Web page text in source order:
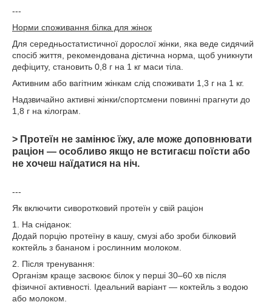
---
Норми споживання білка для жінок
Для середньостатистичної дорослої жінки, яка веде сидячий
спосіб життя, рекомендована дієтична норма, щоб уникнути
дефіциту, становить 0,8 г на 1 кг маси тіла.
Активним або вагітним жінкам слід споживати 1,3 г на 1 кг.
Надзвичайно активні жінки/спортсмени повинні прагнути до
1,8 г на кілограм.
> Протеїн не замінює їжу, але може доповнювати
раціон — особливо якщо не встигаєш поїсти або
не хочеш наїдатися на ніч.
---
Як включити сиворотковий протеїн у свій раціон
1. На сніданок:
Додай порцію протеїну в кашу, смузі або зроби білковий
коктейль з бананом і рослинним молоком.
2. Після тренування:
Організм краще засвоює білок у перші 30–60 хв після
фізичної активності. Ідеальний варіант — коктейль з водою
або молоком.